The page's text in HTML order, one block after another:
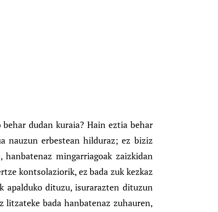
dudan kuraia? Hain eztia behar
nauzun erbestean hilduraz; ez biziz
hanbatenaz mingarriagoak zaizkidan
kontsolaziorik, ez bada zuk kezkaz
apalduko dituzu, isurarazten dituzun
litzateke bada hanbatenaz zuhauren,